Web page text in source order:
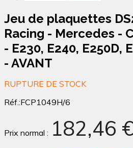
Jeu de plaquettes
Racing - Mercedes -
- E230, E240, E250D,
- AVANT
RUPTURE DE STOCK
Réf.:FCP1049H/6
Prix normal : 182,46